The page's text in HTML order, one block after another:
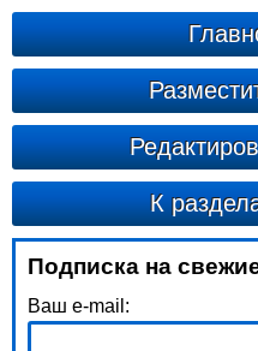
К
Подписка на
Ваш e-mail: